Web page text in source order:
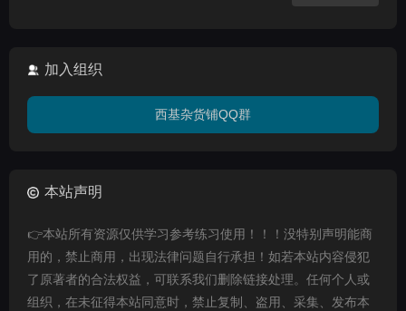
加入组织
西基杂货铺QQ群
本站声明
👉本站所有资源仅供学习参考练习使用！！！没特别声明能商
用的，禁止商用，出现法律问题自行承担！如若本站内容侵犯
了原著者的合法权益，可联系我们删除链接处理。任何个人或
组织，在未征得本站同意时，禁止复制、盗用、采集、发布本